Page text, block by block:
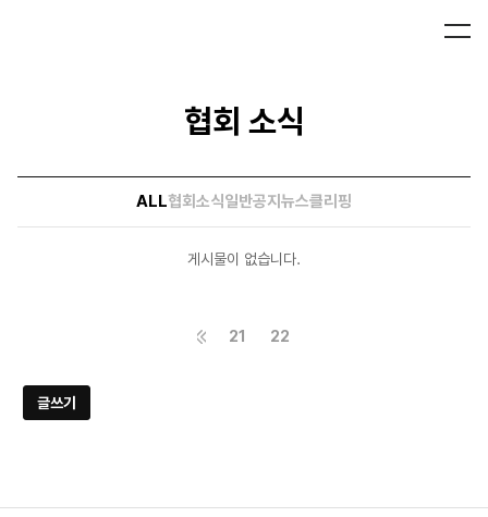
협회 소식
ALL협회소식일반공지 뉴스클리핑
게시물이 없습니다.
21 22
글쓰기